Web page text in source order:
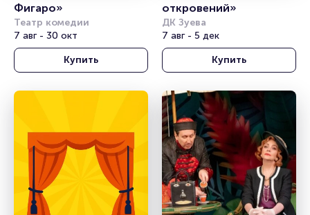
Фигаро»
Театр комедии
7 авг - 30 окт
Купить
откровений»
ДК Зуева
7 авг - 5 дек
Купить